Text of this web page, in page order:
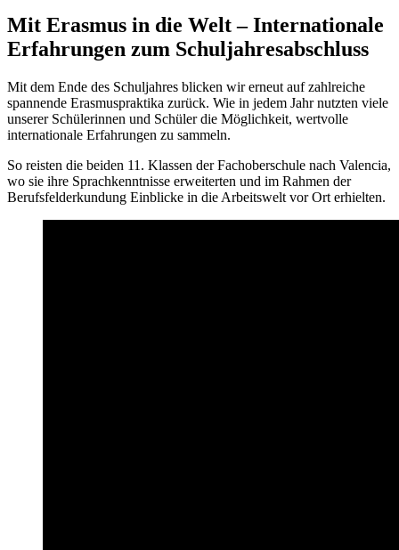
Mit Erasmus in die Welt – Internationale
Erfahrungen zum Schuljahresabschluss
Mit dem Ende des Schuljahres blicken wir erneut auf zahlreiche
spannende Erasmuspraktika zurück. Wie in jedem Jahr nutzten viele
unserer Schülerinnen und Schüler die Möglichkeit, wertvolle
internationale Erfahrungen zu sammeln.
So reisten die beiden 11. Klassen der Fachoberschule nach Valencia,
wo sie ihre Sprachkenntnisse erweiterten und im Rahmen der
Berufsfelderkundung Einblicke in die Arbeitswelt vor Ort erhielten.